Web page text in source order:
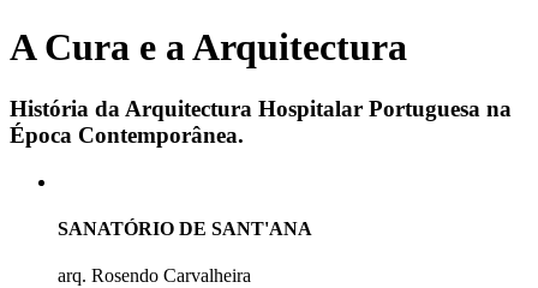
A Cura e a Arquitectura
História da Arquitectura Hospitalar Portuguesa na
Época Contemporânea.
SANATÓRIO DE SANT'ANA
arq. Rosendo Carvalheira